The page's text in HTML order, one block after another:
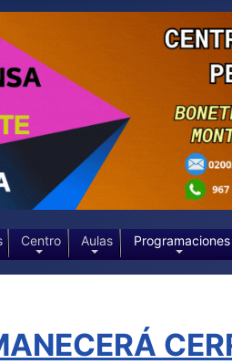
Centro Aulas Programaciones